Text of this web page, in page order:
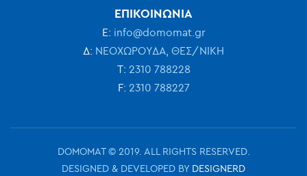
ΕΠΙΚΟΙΝΩΝΙΑ
Ε: info@domomat.gr
Δ: ΝΕΟΧΩΡΟΥΔΑ, ΘΕΣ/ΝΙΚΗ
Τ: 2310 788228
F: 2310 788227
DOMOMAT © 2019. ALL RIGHTS RESERVED.
DESIGNED & DEVELOPED BY DESIGNERD